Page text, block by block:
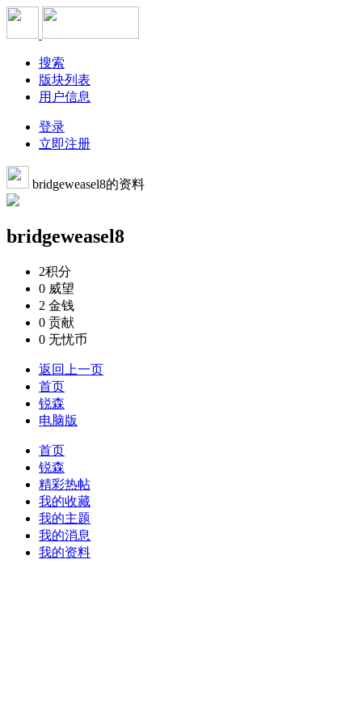
搜索
版块列表
用户信息
登录
立即注册
bridgeweasel8的资料
bridgeweasel8
2积分
0 威望
2 金钱
0 贡献
0 无忧币
返回上一页
首页
锐森
电脑版
首页
锐森
精彩热帖
我的收藏
我的主题
我的消息
我的资料